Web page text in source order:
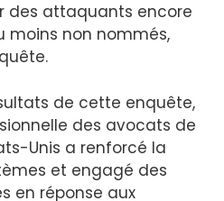
des attaquants encore
moins non nommés,
de cette enquête,
des avocats de
Unis a renforcé la
et engagé des
en réponse aux